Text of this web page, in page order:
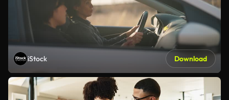
iStock Download